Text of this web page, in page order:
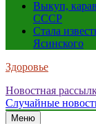
Выкуп,
СССР
Стала
Ясинского
Здоровье
Новостная
Случайные
Меню